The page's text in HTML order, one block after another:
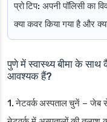
प्रो टिप: अपनी पॉलिसी का
क्या कवर किया गया है और
पुणे में स्वास्थ्य बीमा के
आवश्यक हैं?
1. नेटवर्क अस्पताल चुनें – जेब